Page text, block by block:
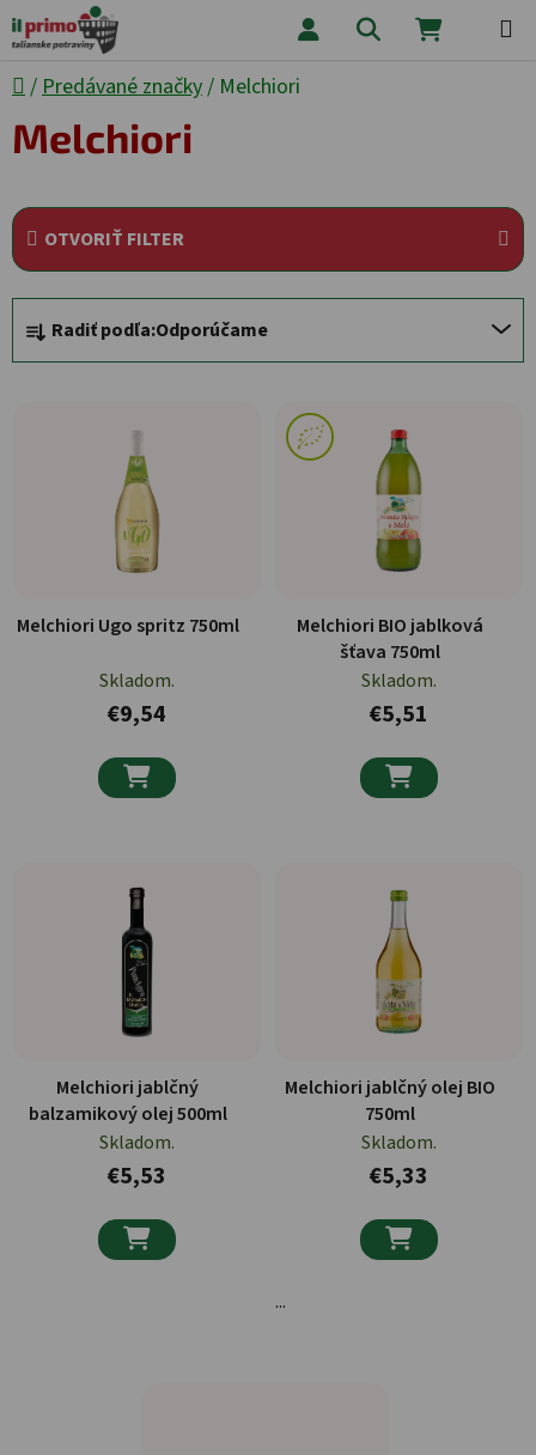
Prejsť na obsah Hľadať
Domov
/ Predávané značky/ Melchiori
Melchiori
OTVORIŤ FILTER
Radenie produktov
Radiť podľa:Odporúčame
Melchiori Ugo spritz 750ml
Skladom.
€9,54

Melchiori BIO jablková
šťava 750ml
Skladom.
€5,51

Melchiori jablčný
balzamikový olej 500ml
Skladom.
€5,53

Melchiori jablčný olej BIO
750ml
Skladom.
€5,33

...